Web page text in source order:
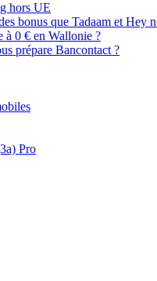
hors UE
bonus que Tadaam et Hey
à 0 € en Wallonie ?
prépare Bancontact ?
Pro